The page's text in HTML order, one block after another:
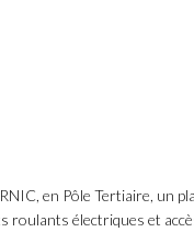
en Pôle Tertiaire, un
roulants électriques et